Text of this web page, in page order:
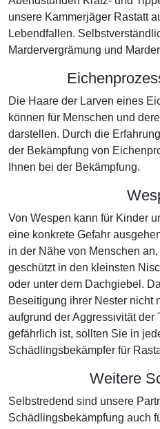
unsere Kammerjäger Rastatt
Lebendfallen.
Mardervergrämung und
Die Haare der Larven eines
können für Menschen und
darstellen. Durch die
der Bekämpfung von
Ihnen bei der Bekämpfung.
Von Wespen kann für Kinder
eine konkrete Gefahr
in der Nähe von Menschen
geschützt in den kleinsten
oder unter dem Dachgiebel.
Beseitigung ihrer Nester nicht
aufgrund der Aggressivität der
gefährlich ist, sollten Sie in
Schädlingsbekämpfer für
Weitere
Selbstredend sind unsere
Schädlingsbekämpfung auch